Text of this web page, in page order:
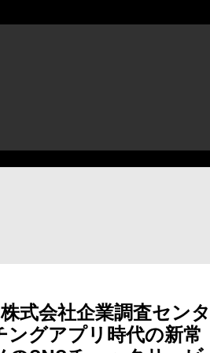
株式会社企業調査センタ
ングアプリ時代の新常